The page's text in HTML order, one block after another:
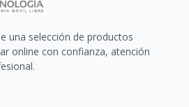
una selección de productos
online con confianza, atención